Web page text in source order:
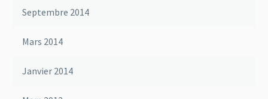
Septembre 2014
Mars 2014
Janvier 2014